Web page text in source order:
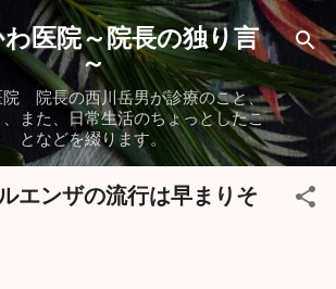
プしてメイン コンテンツに移動
医院～院長の独り言
～
院 院長の西川岳男が診療のこと、
また、日常生活のちょっとしたこ
となどを綴ります。
エンザの流行は早まりそ